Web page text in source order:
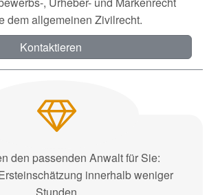
dem allgemeinen Zivilrecht.
Kontaktieren
den passenden Anwalt für Sie:
innerhalb weniger
Stunden